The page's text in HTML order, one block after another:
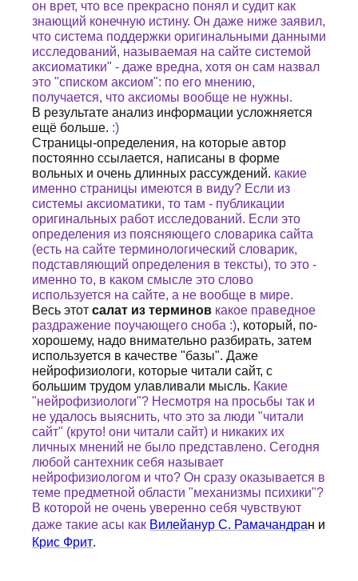
он врет, что все прекрасно понял и судит как
знающий конечную истину. Он даже ниже заявил,
что система поддержки оригинальными данными
исследований, называемая на сайте системой
аксиоматики" - даже вредна, хотя он сам назвал
это "списком аксиом": по его мнению,
получается, что аксиомы вообще не нужны.
В результате анализ информации усложняется
ещё больше. :)
Страницы-определения, на которые автор
постоянно ссылается, написаны в форме
вольных и очень длинных рассуждений. какие
именно страницы имеются в виду? Если из
системы аксиоматики, то там - публикации
оригинальных работ исследований. Если это
определения из поясняющего словарика сайта
(есть на сайте терминологический словарик,
подставляющий определения в тексты), то это -
именно то, в каком смысле это слово
используется на сайте, а не вообще в мире.
Весь этот салат из терминов какое праведное
раздражение поучающего сноба :), который, по-
хорошему, надо внимательно разбирать, затем
используется в качестве "базы". Даже
нейрофизиологи, которые читали сайт, с
большим трудом улавливали мысль. Какие
"нейрофизиологи"? Несмотря на просьбы так и
не удалось выяснить, что это за люди "читали
сайт" (круто! они читали сайт) и никаких их
личных мнений не было представлено. Сегодня
любой сантехник себя называет
нейрофизиологом и что? Он сразу оказывается в
теме предметной области "механизмы психики"?
В которой не очень уверенно себя чувствуют
даже такие асы как Вилейанур С. Рамачандран и
Крис Фрит.